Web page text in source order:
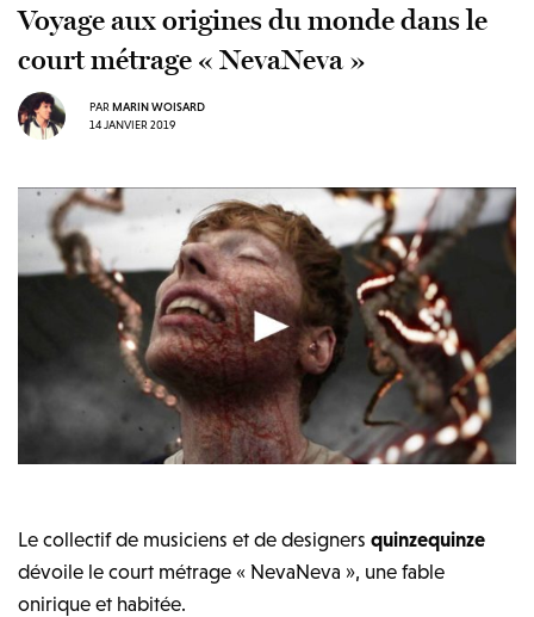
Voyage aux origines du monde dans le
court métrage « NevaNeva »
PAR MARIN WOISARD
14 JANVIER 2019
Le collectif de musiciens et de designersquinzequinze
dévoile le court métrage « NevaNeva », une fable
onirique et habitée.